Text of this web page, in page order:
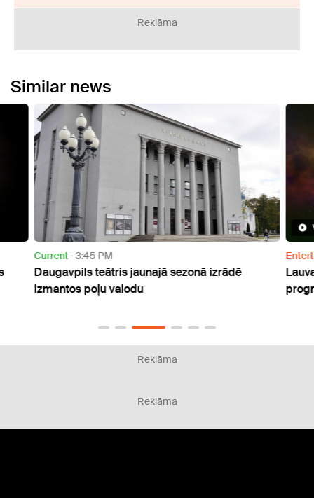
Reklāma
Similar news
Current 3:45 PM
Daugavpils teātris jaunajā sezonā izrādē
izmantos poļu valodu
Reklāma
Reklāma